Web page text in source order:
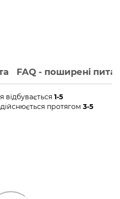
FAQ - поширені
відбувається 1-5
протягом 3-5